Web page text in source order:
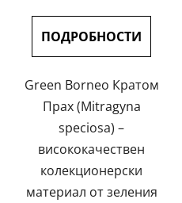
5,0
звезди.
цената:
ПОДРОБНОСТИ
Green Borneo Кратом
Прах (Mitragyna
speciosa) –
висококачествен
колекционерски
материал от зеления